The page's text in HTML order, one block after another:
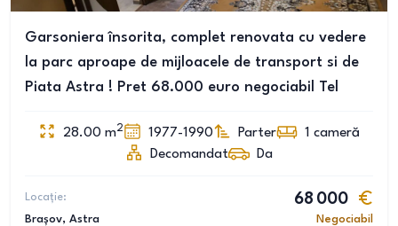
Garsoniera însorita, complet renovata cu vedere
la parc aproape de mijloacele de transport si de
Piata Astra ! Pret 68.000 euro negociabil Tel
28.00 m2 1977-1990 Parter 1 cameră
Decomandat
Da
Locație:
Brașov, Astra
68 000
Negociabil